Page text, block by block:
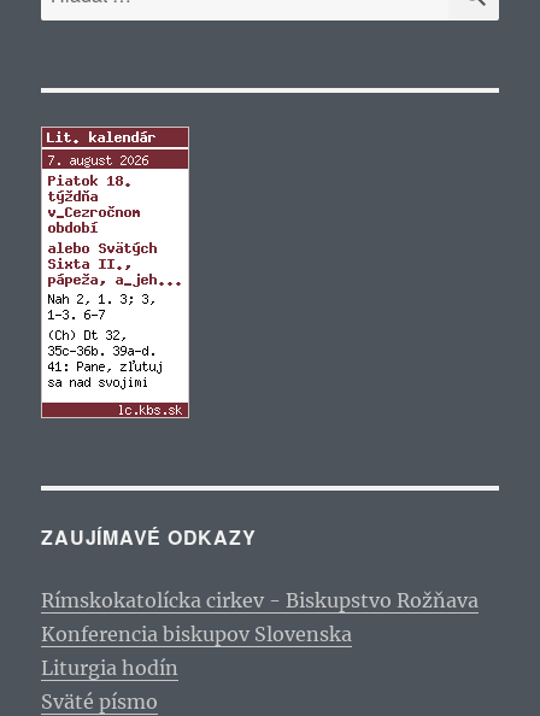
ZAUJÍMAVÉ ODKAZY
Rímskokatolícka cirkev - Biskupstvo Rožňava
Konferencia biskupov Slovenska
Liturgia hodín
Sväté písmo